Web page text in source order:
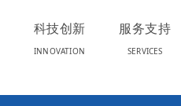
科技创新
INNOVATION
服务支持
SERVICES